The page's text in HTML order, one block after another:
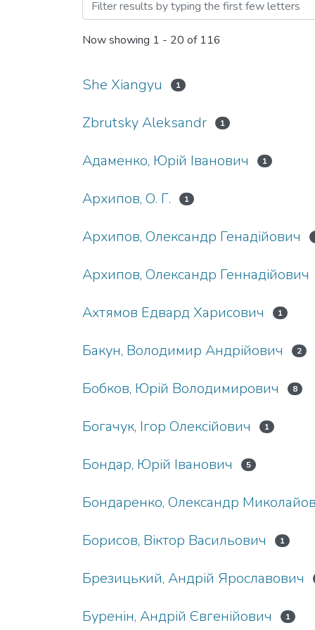
Now showing 1 - 20 of 116
She Xiangyu 1
Zbrutsky Aleksandr 1
Адаменко, Юрій Іванович 1
Архипов, О. Г. 1
Архипов, Олександр Генадійович
Архипов, Олександр Геннадійович
Ахтямов Едвард Харисович 1
Бакун, Володимир Андрійович 2
Бобков, Юрій Володимирович 8
Богачук, Ігор Олексійович 1
Бондар, Юрій Іванович 5
Бондаренко, Олександр
Борисов, Віктор Васильович 1
Брезицький, Андрій Ярославович
Буренін, Андрій Євгенійович 1